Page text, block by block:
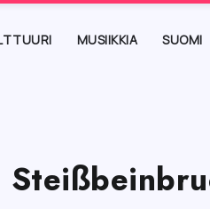
MUSIIKKIA SUOMI